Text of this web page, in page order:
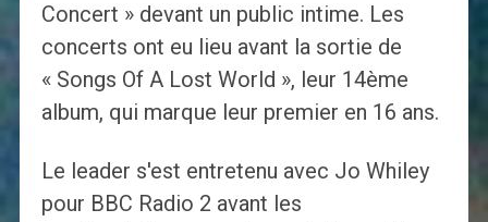
Concert » devant un public intime. Les
concerts ont eu lieu avant la sortie de
« Songs Of A Lost World », leur 14ème
album, qui marque leur premier en 16 ans.
Le leader s'est entretenu avec Jo Whiley
pour BBC Radio 2 avant les